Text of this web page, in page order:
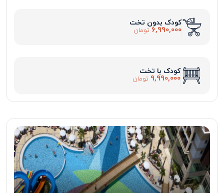
کودک بدون تخت
6,990,000 تومان
کودک با تخت
9,990,000 تومان